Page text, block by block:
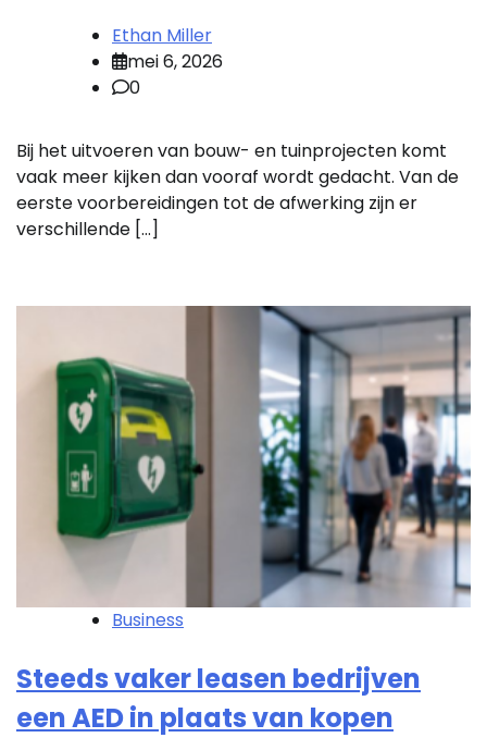
Ethan Miller
mei 6, 2026
0
Bij het uitvoeren van bouw- en tuinprojecten komt
vaak meer kijken dan vooraf wordt gedacht. Van de
eerste voorbereidingen tot de afwerking zijn er
verschillende […]
Business
Steeds vaker leasen bedrijven
een AED in plaats van kopen